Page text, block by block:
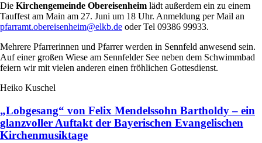
Die Kirchengemeinde Obereisenheim lädt außerdem ein zu einem
Tauffest am Main am 27. Juni um 18 Uhr. Anmeldung per Mail an
pfarramt.obereisenheim@elkb.de oder Tel 09386 99933.
Mehrere Pfarrerinnen und Pfarrer werden in Sennfeld anwesend sein.
Auf einer großen Wiese am Sennfelder See neben dem Schwimmbad
feiern wir mit vielen anderen einen fröhlichen Gottesdienst.
Heiko Kuschel
„Lobgesang“ von Felix Mendelssohn Bartholdy – ein
glanzvoller Auftakt der Bayerischen Evangelischen
Kirchenmusiktage